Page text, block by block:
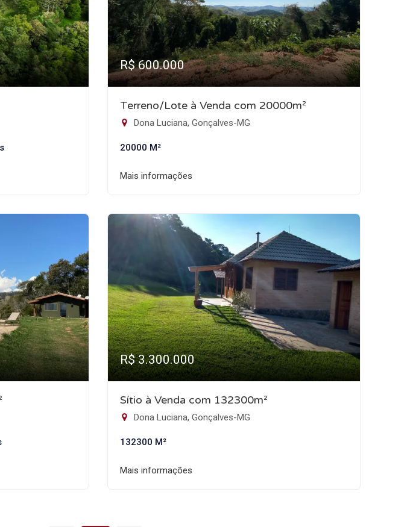
R$ 600.000
Terreno/Lote à Venda com 20000m²
Dona Luciana, Gonçalves-MG
20000 M²
Mais informações
R$ 3.300.000
Sítio à Venda com 132300m²
Dona Luciana, Gonçalves-MG
132300 M²
Mais informações